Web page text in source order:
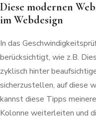
Diese modernen
im Webdesign
In das
berücksichtigt, wie z.B.
zyklisch hinter
sicherzustellen, auf diese
kannst diese Tipps
Kolonne weiterleiten und